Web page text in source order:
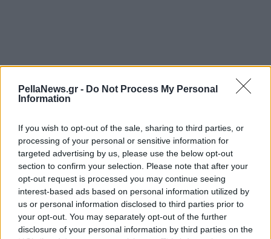
PellaNews.gr - Do Not Process My Personal
Information
If you wish to opt-out of the sale, sharing to third parties, or
processing of your personal or sensitive information for
targeted advertising by us, please use the below opt-out
section to confirm your selection. Please note that after your
opt-out request is processed you may continue seeing
interest-based ads based on personal information utilized by
us or personal information disclosed to third parties prior to
your opt-out. You may separately opt-out of the further
disclosure of your personal information by third parties on the